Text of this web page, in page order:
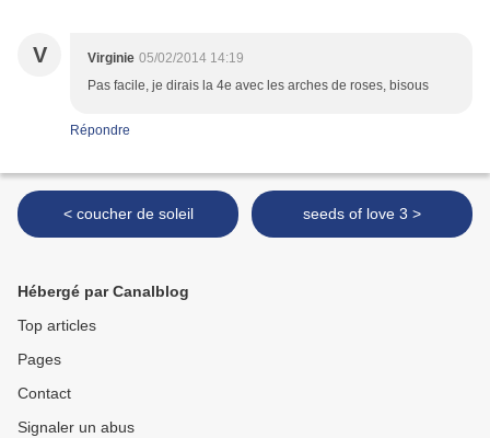
V Virginie 05/02/2014 14:19
Pas facile, je dirais la 4e avec les arches de roses, bisous
Répondre
< coucher de soleil seeds of love 3 >
Hébergé par Canalblog
Top articles
Pages
Contact
Signaler un abus